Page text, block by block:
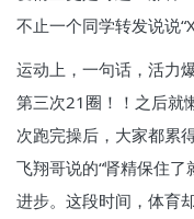
不止一个同学转发说说
运动上，一句话，活力
第三次21圈！！之后就
次跑完操后，大家都累
飞翔哥说的“肾精保住
进步。这段时间，体育